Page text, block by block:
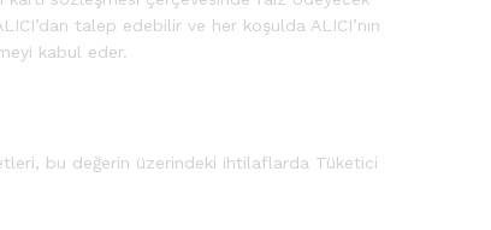
talep edebilir ve her koşulda ALICI’nın
kabul eder.
bu değerin üzerindeki ihtilaflarda Tüketici